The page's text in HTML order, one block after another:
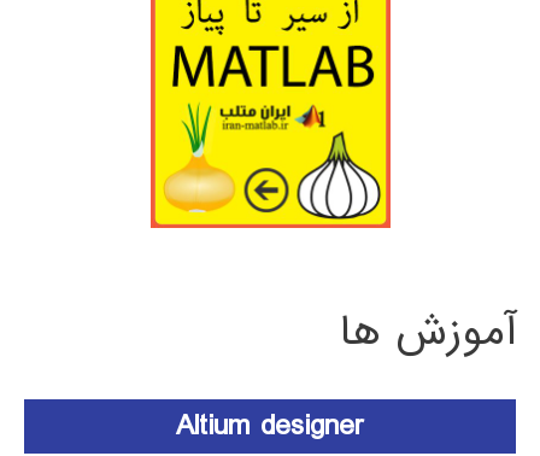
آموزش ها
Altium designer